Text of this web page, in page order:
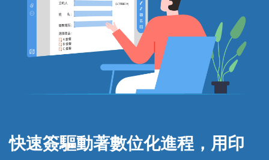
快速簽驅動著數位化進程， 用印